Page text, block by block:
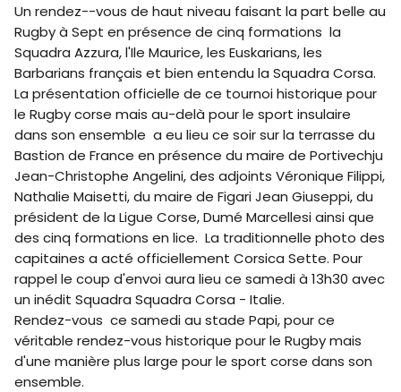
Un rendez--vous de haut niveau faisant la part belle au
Rugby à Sept en présence de cinq formations la
Squadra Azzura, l'Ile Maurice, les Euskarians, les
Barbarians français et bien entendu la Squadra Corsa.
La présentation officielle de ce tournoi historique pour
le Rugby corse mais au-delà pour le sport insulaire
dans son ensemble a eu lieu ce soir sur la terrasse du
Bastion de France en présence du maire de Portivechju
Jean-Christophe Angelini, des adjoints Véronique Filippi,
Nathalie Maisetti, du maire de Figari Jean Giuseppi, du
président de la Ligue Corse, Dumé Marcellesi ainsi que
des cinq formations en lice. La traditionnelle photo des
capitaines a acté officiellement Corsica Sette. Pour
rappel le coup d'envoi aura lieu ce samedi à 13h30 avec
un inédit Squadra Squadra Corsa - Italie.
Rendez-vous ce samedi au stade Papi, pour ce
véritable rendez-vous historique pour le Rugby mais
d'une manière plus large pour le sport corse dans son
ensemble.